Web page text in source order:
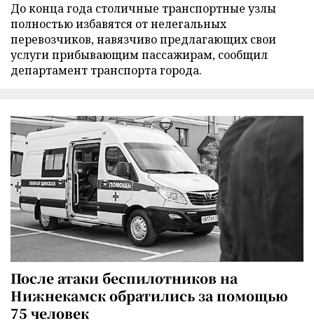
До конца года столичные транспортные узлы
полностью избавятся от нелегальных
перевозчиков, навязчиво предлагающих свои
услуги прибывающим пассажирам, сообщил
департамент транспорта города.
После атаки беспилотников на
Нижнекамск обратились за помощью
75 человек